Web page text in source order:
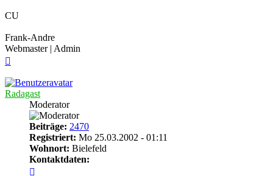
CU
Frank-Andre
Webmaster | Admin
Radagast
Moderator
Beiträge: 2470
Registriert: Mo 25.03.2002 - 01:11
Wohnort: Bielefeld
Kontaktdaten: